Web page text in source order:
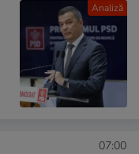
Analiză
07:00